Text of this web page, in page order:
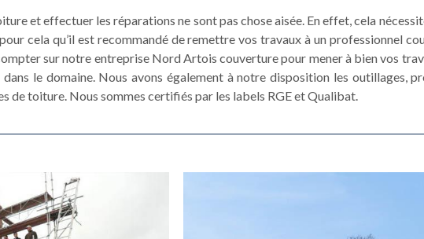
et effectuer les réparations ne sont pas chose aisée. En effet, cela
cela qu’il est recommandé de remettre vos travaux à un professionnel
sur notre entreprise Nord Artois couverture pour mener à bien vos
dans le domaine. Nous avons également à notre disposition les outillages,
de toiture. Nous sommes certifiés par les labels RGE et Qualibat.